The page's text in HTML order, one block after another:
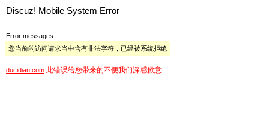
Discuz! Mobile System Error
Error messages:
您当前的访问请求当中含有非法字符，已经被系统拒绝
ducidian.com 此错误给您带来的不便我们深感歉意